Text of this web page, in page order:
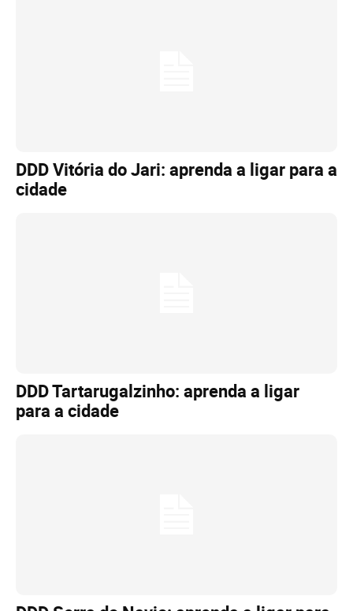
DDD Vitória do Jari: aprenda a ligar para a
cidade
DDD Tartarugalzinho: aprenda a ligar
para a cidade